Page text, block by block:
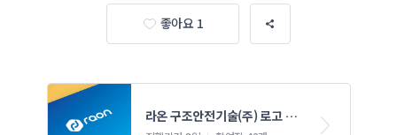
좋아요 1
라온 구조안전기술(주) 로고 및